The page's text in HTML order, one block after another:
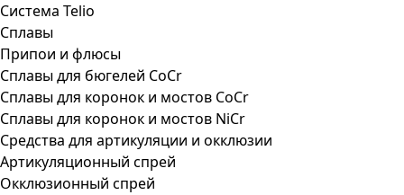
Система Telio
Сплавы
Припои и флюсы
Сплавы для бюгелей CoCr
Сплавы для коронок и мостов CoCr
Сплавы для коронок и мостов NiCr
Средства для артикуляции и окклюзии
Артикуляционный спрей
Окклюзионный спрей